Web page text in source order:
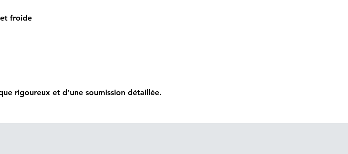
froide
rigoureux et d’une soumission détaillée.